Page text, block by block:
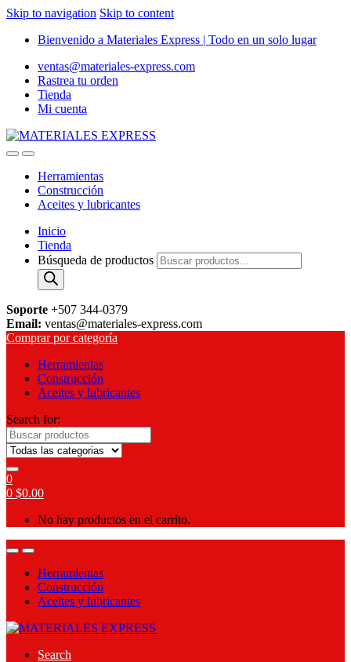
Skip to navigation Skip to content
Bienvenido a Materiales Express | Todo en un solo lugar
ventas@materiales-express.com
Rastrea tu orden
Tienda
Mi cuenta
Herramientas
Construcción
Aceites y lubricantes
Inicio
Tienda
Búsqueda de productos
Soporte +507 344-0379
Email: ventas@materiales-express.com
Comprar por categoría
Herramientas
Construcción
Aceites y lubricantes
Search for:
0
0 $0.00
No hay productos en el carrito.
Herramientas
Construcción
Aceites y lubricantes
Search